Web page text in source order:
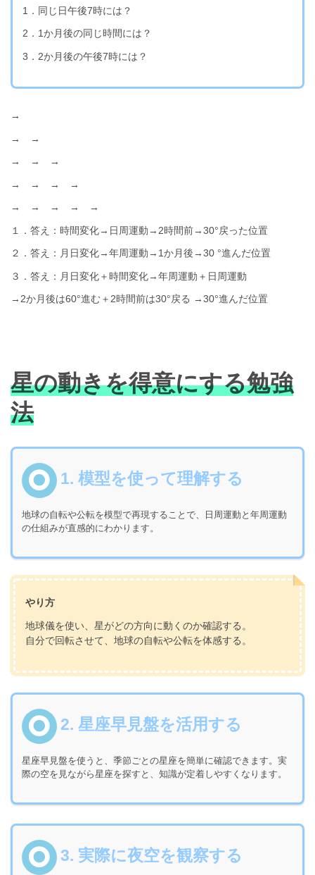
1．同じ日午後7時には？
2．1か月後の同じ時間には？
3．2か月後の午後7時には？
→
→ →
→ → →
→ → → →
→ → → → →
１．答え：時間変化→日周運動→2時間前→30°戻った位置
２．答え：月日変化→年周運動→1か月後→30 °進んだ位置
３．答え：月日変化＋時間変化→年周運動＋日周運動
→2か月後は60°進む＋2時間前は30°戻る →30°進んだ位置
星の動きを得意にする勉強
法
1. 模型を使って理解する
地球の自転や公転を模型で再現することで、日周運動と年周運動
の仕組みが直感的にわかります。
やり方
地球儀を使い、星がどの方向に動くのか確認する。
自分で回転させて、地球の自転や公転を体感する。
2. 星座早見盤を活用する
星座早見盤を使うと、季節ごとの星座を簡単に確認できます。実
際の空を見ながら星座を探すと、知識が定着しやすくなります。
3. 実際に夜空を観察する